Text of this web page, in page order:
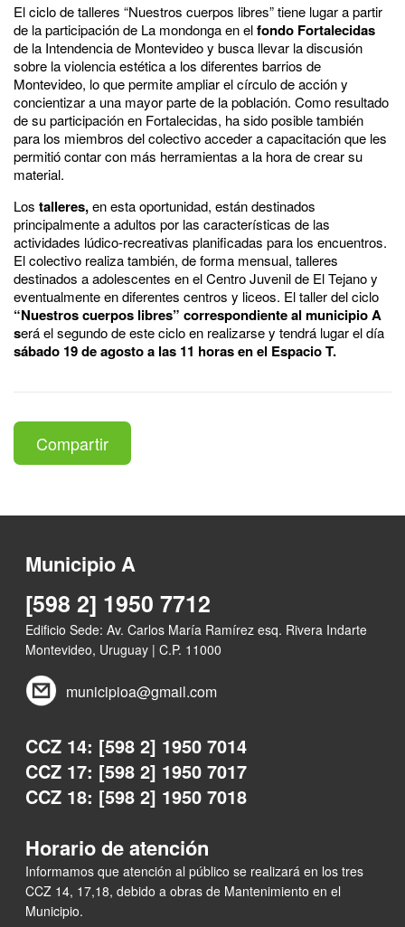
El ciclo de talleres “Nuestros cuerpos libres” tiene lugar a partir
de la participación de La mondonga en elfondo Fortalecidas
de la Intendencia de Montevideo y busca llevar la discusión
sobre la violencia estética a los diferentes barrios de
Montevideo, lo que permite ampliar el círculo de acción y
concientizar a una mayor parte de la población. Como resultado
de su participación en Fortalecidas, ha sido posible también
para los miembros del colectivo acceder a capacitación que les
permitió contar con más herramientas a la hora de crear su
material.
Los talleres,en esta oportunidad, están destinados
principalmente a adultos por las características de las
actividades lúdico-recreativas planificadas para los encuentros.
El colectivo realiza también, de forma mensual, talleres
destinados a adolescentes en el Centro Juvenil de El Tejano y
eventualmente en diferentes centros y liceos. El taller del ciclo
“Nuestros cuerpos libres” correspondiente al municipio A
será el segundo de este ciclo en realizarse y tendrá lugar el día
sábado 19 de agosto a las 11 horas en el Espacio T.
Compartir
Municipio A
[598 2] 1950 7712
Edificio Sede: Av. Carlos María Ramírez esq. Rivera Indarte
Montevideo, Uruguay | C.P. 11000
municipioa@gmail.com
CCZ 14: [598 2] 1950 7014
CCZ 17: [598 2] 1950 7017
CCZ 18: [598 2] 1950 7018
Horario de atención
Informamos que atención al público se realizará en los tres
CCZ 14, 17,18, debido a obras de Mantenimiento en el
Municipio.